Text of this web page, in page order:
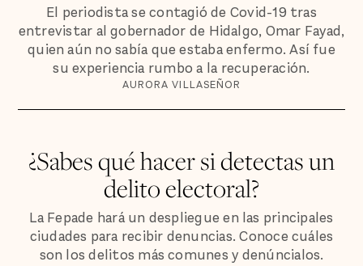
El periodista se contagió de Covid-19 tras
entrevistar al gobernador de Hidalgo, Omar Fayad,
quien aún no sabía que estaba enfermo. Así fue
su experiencia rumbo a la recuperación.
AURORA VILLASEÑOR
¿Sabes qué hacer si detectas un
delito electoral?
La Fepade hará un despliegue en las principales
ciudades para recibir denuncias. Conoce cuáles
son los delitos más comunes y denúncialos.